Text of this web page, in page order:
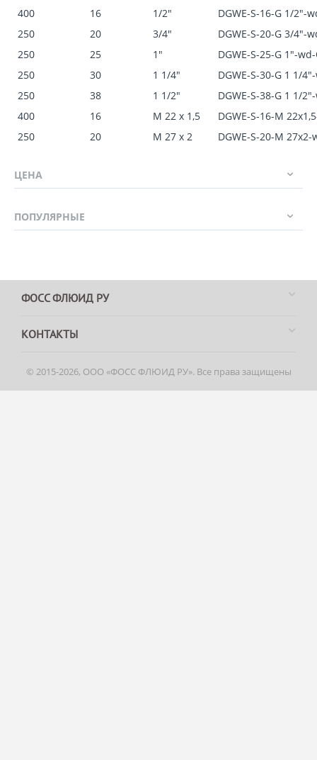
400
16 1/2"
DGWE-S-16-G 1/2"-
250
20 3/4"
DGWE-S-20-G 3/4"-
250
25 1"
DGWE-S-25-G 1"-
250
30 1 1/4"
DGWE-S-30-G 1 1/
250
38 1 1/2"
DGWE-S-38-G 1 1/
400
16 M 22 x 1,5
DGWE-S-16-M
250
20 M 27 x 2 DGWE-S-20-M
ЦЕНА
ПОПУЛЯРНЫЕ
ФОСС ФЛЮИД РУ
КОНТАКТЫ
© 2015-2026, ООО «ФОСС ФЛЮИД РУ». Все права защищены